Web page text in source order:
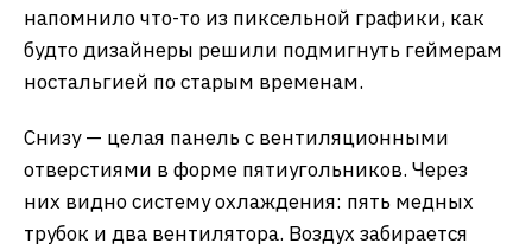
напомнило что-то из пиксельной графики, как
будто дизайнеры решили подмигнуть геймерам
ностальгией по старым временам.
Снизу — целая панель с вентиляционными
отверстиями в форме пятиугольников. Через
них видно систему охлаждения: пять медных
трубок и два вентилятора. Воздух забирается